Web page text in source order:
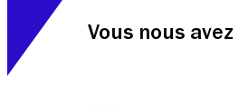
Vous nous